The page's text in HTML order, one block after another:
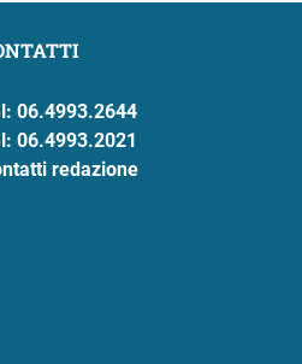
06.4993.2644
06.4993.2021
redazione